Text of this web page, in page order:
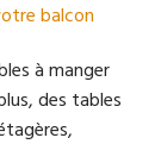
balcon
à manger
des tables